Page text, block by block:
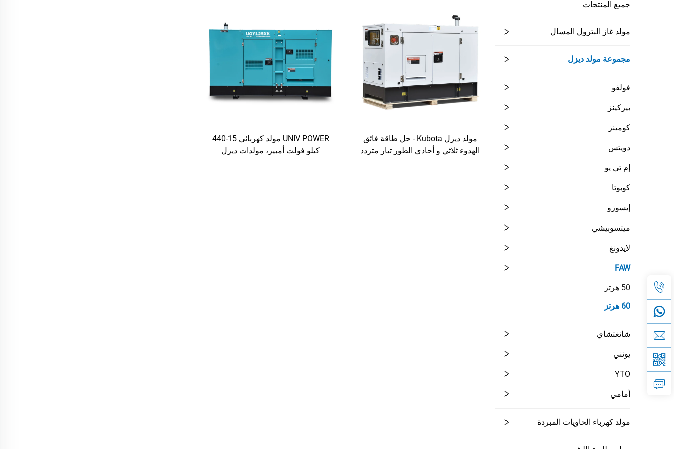
جميع المنتجات
مولد غاز البترول المسال
مجموعة مولد ديزل
فولفو
بيركينز
كومينز
دويتس
إم تي يو
كوبوتا
إيسوزو
ميتسوبيشي
لايدونغ
FAW
50 هرتز
60 هرتز
شانغتشاي
يونني
YTO
أمامي
مولد كهرباء الحاويات المبردة
مولد ديزل Kubota - حل طاقة فائق
الهدوء ثلاثي و أحادي الطور تيار متردد
UNIV POWER مولد كهربائي 15-440
كيلو فولت أمبير، مولدات ديزل